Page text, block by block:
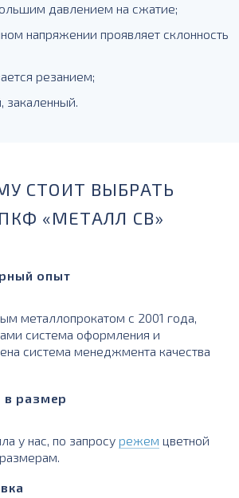
давлением на сжатие;
напряжении проявляет склонность
резанием;
закаленный.
СТОИТ ВЫБРАТЬ
«МЕТАЛЛ СВ»
опыт
металлопрокатом с 2001 года,
система оформления и
система менеджмента качества
в размер
у нас, по запросу режем цветной